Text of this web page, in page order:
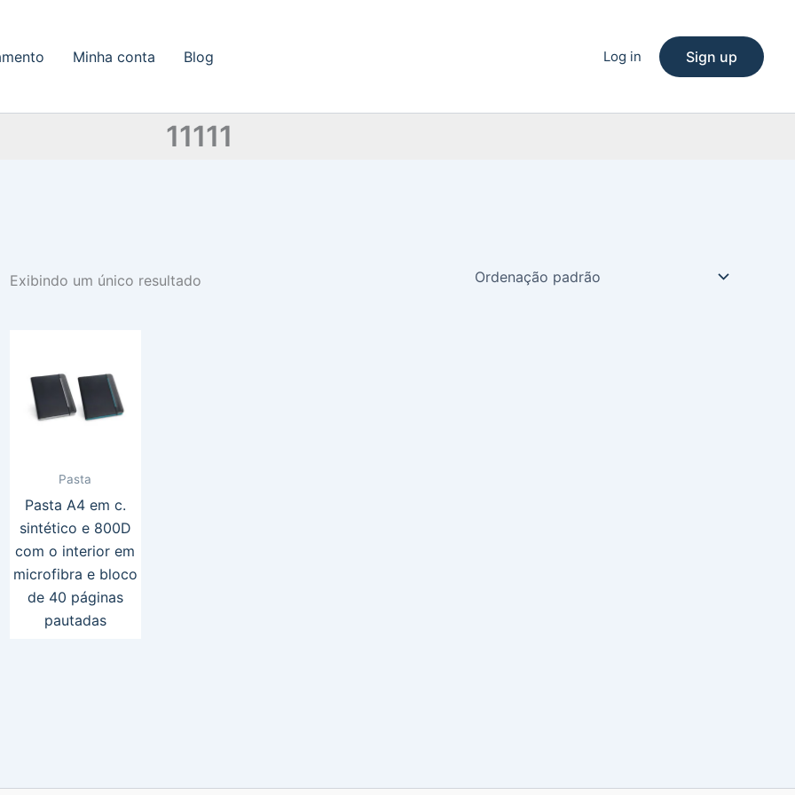
Minha conta Blog Log in Sign up
11111
Exibindo um único resultado
Pasta
Pasta A4 em c.
sintético e 800D
com o interior em
microfibra e bloco
de 40 páginas
pautadas